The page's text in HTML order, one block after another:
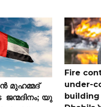
മുഹമ്മദ്
യു
Fire
under-
building